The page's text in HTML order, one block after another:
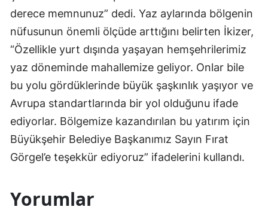
derece memnunuz” dedi. Yaz aylarında bölgenin
nüfusunun önemli ölçüde arttığını belirten İkizer,
“Özellikle yurt dışında yaşayan hemşehrilerimiz
yaz döneminde mahallemize geliyor. Onlar bile
bu yolu gördüklerinde büyük şaşkınlık yaşıyor ve
Avrupa standartlarında bir yol olduğunu ifade
ediyorlar. Bölgemize kazandırılan bu yatırım için
Büyükşehir Belediye Başkanımız Sayın Fırat
Görgel’e teşekkür ediyoruz” ifadelerini kullandı.
Yorumlar